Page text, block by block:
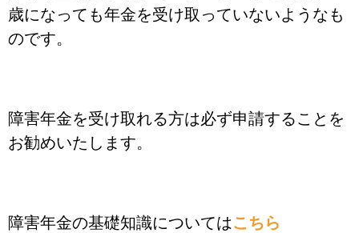
歳になっても年金を受け取っていないようなも
のです。
障害年金を受け取れる方は必ず申請することを
お勧めいたします。
障害年金の基礎知識についてはこちら